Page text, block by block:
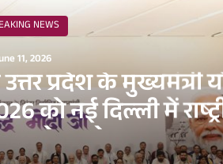
NEWS
11, 2026
उत्तर प्रदेश के मुख्यमंत्री
को नई दिल्ली में
सम्मेलन के अवसर पर